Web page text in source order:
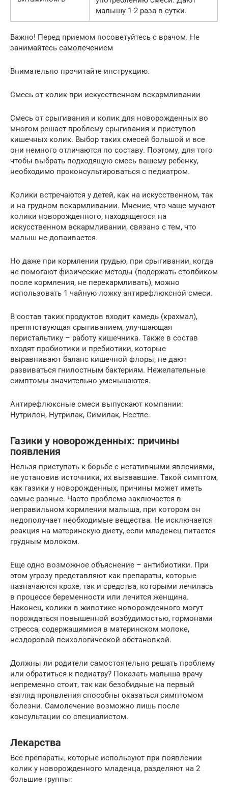
малышу 1-2 раза в сутки.
Важно! Перед приемом посоветуйтесь с врачом. Не
занимайтесь самолечением
Внимательно прочитайте инструкцию.
Смесь от колик при искусственном вскармливании
Смесь от срыгивания и колик для новорожденных во
многом решает проблему срыгивания и приступов
кишечных колик. Выбор таких смесей большой и все
они немного отличаются по составу. Поэтому, для того
чтобы выбрать подходящую смесь вашему ребенку,
необходимо проконсультироваться с педиатром.
Колики встречаются у детей, как на искусственном, так
и на грудном вскармливании. Мнение, что чаще мучают
колики новорожденного, находящегося на
искусственном вскармливании, связано с тем, что
малыш не допаивается.
Но даже при кормлении грудью, при срыгивании, когда
не помогают физические методы (подержать столбиком
после кормления, не перекармливать), можно
использовать 1 чайную ложку антирефлюксной смеси.
В состав таких продуктов входит камедь (крахмал),
препятствующая срыгиванием, улучшающая
перистальтику – работу кишечника. Также в состав
входят пробиотики и пребиотики, которые
выравнивают баланс кишечной флоры, не дают
развиваться гнилостным бактериям. Нежелательные
симптомы значительно уменьшаются.
Антирефлюксные смеси выпускают компании:
Нутрилон, Нутрилак, Симилак, Нестле.
Газики у новорожденных: причины
появления
Нельзя приступать к борьбе с негативными явлениями,
не установив источники, их вызвавшие. Такой симптом,
как газики у новорожденных, причины может иметь
самые разные. Часто проблема заключается в
неправильном кормлении малыша, при котором он
недополучает необходимые вещества. Не исключается
реакция на материнскую диету, если младенец питается
грудным молоком.
Еще одно возможное объяснение – антибиотики. При
этом угрозу представляют как препараты, которые
назначаются крохе, так и средства, которыми лечилась
в процессе беременности или лечится женщина.
Наконец, колики в животике новорожденного могут
порождаться повышенной возбудимостью, гормонами
стресса, содержащимися в материнском молоке,
нездоровой психологической обстановкой.
Должны ли родители самостоятельно решать проблему
или обратиться к педиатру? Показать малыша врачу
непременно стоит, так как безобидные на первый
взгляд проявления способны оказаться симптомом
болезни. Самолечение возможно лишь после
консультации со специалистом.
Лекарства
Все препараты, которые используют при появлении
колик у новорожденного младенца, разделяют на 2
большие группы: